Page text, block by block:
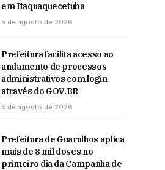
em Itaquaquecetuba
5 de agosto de 2026
Prefeitura facilita acesso ao
andamento de processos
administrativos com login
através do GOV.BR
5 de agosto de 2026
Prefeitura de Guarulhos aplica
mais de 8 mil doses no
primeiro dia da Campanha de